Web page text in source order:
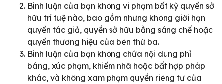
Bình luận của bạn không vi phạm bất kỳ quyền sở
hữu trí tuệ nào, bao gồm nhưng không giới hạn
quyền tác giả, quyền sở hữu bằng sáng chế hoặc
quyền thương hiệu của bên thứ ba.
Bình luận của bạn không chứa nội dung phỉ
báng, xúc phạm, khiếm nhã hoặc bất hợp pháp
khác, và không xâm phạm quyền riêng tư của